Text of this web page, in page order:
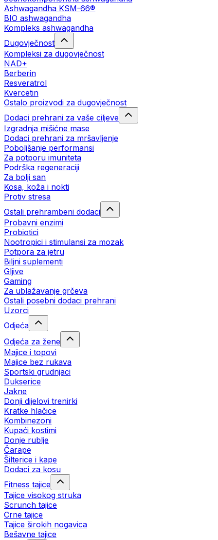
Ashwagandha KSM-66®
BIO ashwagandha
Kompleks ashwagandha
Dugovječnost
Kompleksi za dugovječnost
NAD+
Berberin
Resveratrol
Kvercetin
Ostalo proizvodi za dugovječnost
Dodaci prehrani za vaše ciljeve
Izgradnja mišićne mase
Dodaci prehrani za mršavljenje
Poboljšanje performansi
Za potporu imuniteta
Podrška regeneraciji
Za bolji san
Kosa, koža i nokti
Protiv stresa
Ostali prehrambeni dodaci
Probavni enzimi
Probiotici
Nootropici i stimulansi za mozak
Potpora za jetru
Biljni suplementi
Gljive
Gaming
Za ublažavanje grčeva
Ostali posebni dodaci prehrani
Uzorci
Odjeća
Odjeća za žene
Majice i topovi
Majice bez rukava
Sportski grudnjaci
Dukserice
Jakne
Donji dijelovi trenirki
Kratke hlačice
Kombinezoni
Kupaći kostimi
Donje rublje
Čarape
Šilterice i kape
Dodaci za kosu
Fitness tajice
Tajice visokog struka
Scrunch tajice
Crne tajice
Tajice širokih nogavica
Bešavne tajice